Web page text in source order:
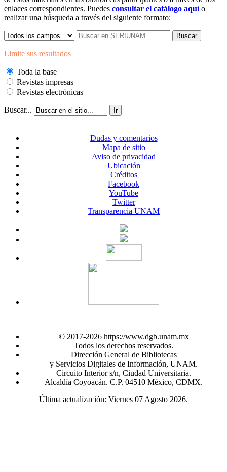
enlaces correspondientes. Puedes consultar el catálogo aquío
realizar una búsqueda a través del siguiente formato:
Buscar
Limite sus resultados
Toda la base
Revistas impresas
Revistas electrónicas
Buscar... Ir
Dudas y comentarios
Mapa de sitio
Aviso de privacidad
Ubicación
Créditos
Facebook
YouTube
Twitter
Transparencia UNAM
© 2017-2026 https://www.dgb.unam.mx
Todos los derechos reservados.
Dirección General de Bibliotecas
y Servicios Digitales de Información, UNAM.
Circuito Interior s/n, Ciudad Universitaria.
Alcaldía Coyoacán. C.P. 04510 México, CDMX.
Última actualización: Viernes 07 Agosto 2026.